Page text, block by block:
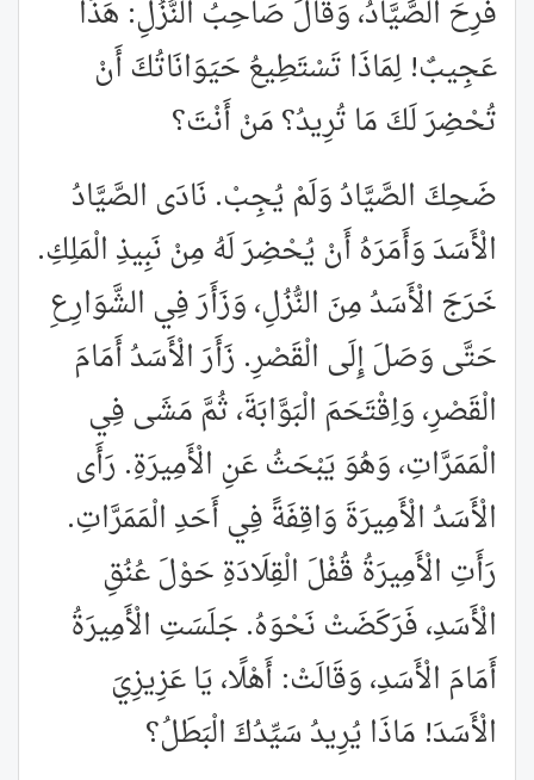
فَرِحَ الصَّيَّادُ، وَقَالَ صَاحِبُ النُّزُلِ: هَذَا
عَجِيبٌ! لِمَاذَا تَسْتَطِيعُ حَيَوَانَاتُكَ أَنْ
تُحْضِرَ لَكَ مَا تُرِيدُ؟ مَنْ أَنْتَ؟
ضَحِكَ الصَّيَّادُ وَلَمْ يُجِبْ. نَادَى الصَّيَّادُ
الْأَسَدَ وَأَمَرَهُ أَنْ يُحْضِرَ لَهُ مِنْ نَبِيذِ الْمَلِكِ.
خَرَجَ الْأَسَدُ مِنَ النُّزُلِ، وَزَأَرَ فِي الشَّوَارِعِ
حَتَّى وَصَلَ إِلَى الْقَصْرِ. زَأَرَ الْأَسَدُ أَمَامَ
الْقَصْرِ، وَاِقْتَحَمَ الْبَوَّابَةَ، ثُمَّ مَشَى فِي
الْمَمَرَّاتِ، وَهُوَ يَبْحَثُ عَنِ الْأَمِيرَةِ. رَأَى
الْأَسَدُ الْأَمِيرَةَ وَاقِفَةً فِي أَحَدِ الْمَمَرَّاتِ.
رَأَتِ الْأَمِيرَةُ قُفْلَ الْقِلَادَةِ حَوْلَ عُنُقِ
الْأَسَدِ، فَرَكَضَتْ نَحْوَهُ. جَلَسَتِ الْأَمِيرَةُ
أَمَامَ الْأَسَدِ، وَقَالَتْ: أَهْلًا، يَا عَزِيزِيَ
الْأَسَدَ! مَاذَا يُرِيدُ سَيِّدُكَ الْبَطَلُ؟